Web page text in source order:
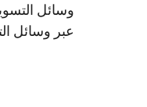
وسائل
عبر وسائل